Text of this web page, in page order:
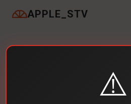
APPLE_STV
⚠️